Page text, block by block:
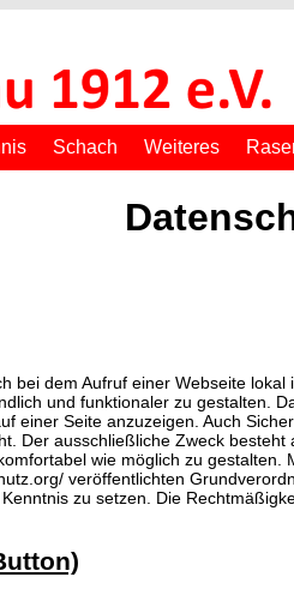
Schach Weiteres
bei dem Aufruf einer Webseite
und funktionaler zu gestalten.
einer Seite anzuzeigen. Auch
Der ausschließliche Zweck
wie möglich zu gestalten.
veröffentlichten
zu setzen. Die